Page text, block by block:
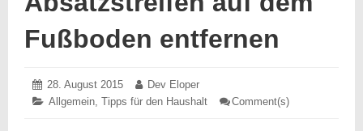
gemacht!
Fußboden entfernen
Posted
on:
28. August 2015 28.
August
2015
Author:
Dev Eloper
Categories:
Allgemein, Tipps für den Haushalt Comment(s)